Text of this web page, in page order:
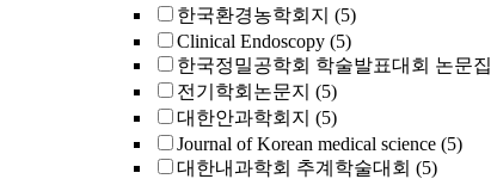
한국환경농학회지 (5)
Clinical Endoscopy (5)
한국정밀공학회 학술발표대회 논문집
전기학회논문지 (5)
대한안과학회지 (5)
Journal of Korean medical science (5)
대한내과학회 추계학술대회 (5)